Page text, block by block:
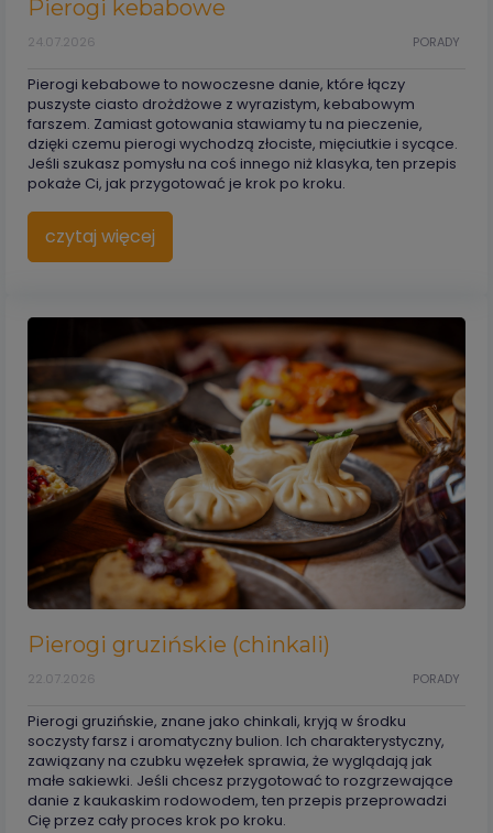
Pierogi kebabowe
PORADY
24.07.2026
Pierogi kebabowe to nowoczesne danie, które łączy
puszyste ciasto drożdżowe z wyrazistym, kebabowym
farszem. Zamiast gotowania stawiamy tu na pieczenie,
dzięki czemu pierogi wychodzą złociste, mięciutkie i sycące.
Jeśli szukasz pomysłu na coś innego niż klasyka, ten przepis
pokaże Ci, jak przygotować je krok po kroku.
czytaj więcej
Pierogi gruzińskie (chinkali)
PORADY
22.07.2026
Pierogi gruzińskie, znane jako chinkali, kryją w środku
soczysty farsz i aromatyczny bulion. Ich charakterystyczny,
zawiązany na czubku węzełek sprawia, że wyglądają jak
małe sakiewki. Jeśli chcesz przygotować to rozgrzewające
danie z kaukaskim rodowodem, ten przepis przeprowadzi
Cię przez cały proces krok po kroku.